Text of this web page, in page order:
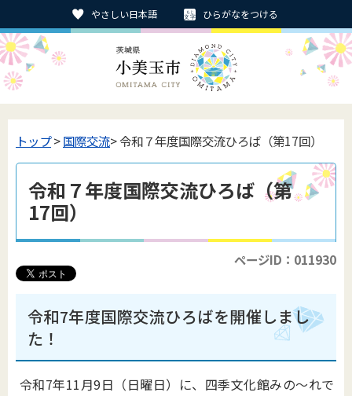
やさしい日本語 ひらがなをつける
トップ>国際交流> 令和７年度国際交流ひろば（第17回）
令和７年度国際交流ひろば（第
17回）
ページID：011930
令和7年度国際交流ひろばを開催しまし
た！
令和7年11月9日（日曜日）に、四季文化館みの～れで